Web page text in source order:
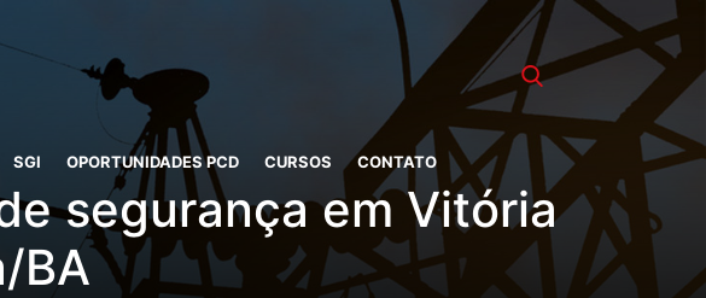
SGI OPORTUNIDADES PCD CURSOS CONTATO
segurança em Vitória
BA